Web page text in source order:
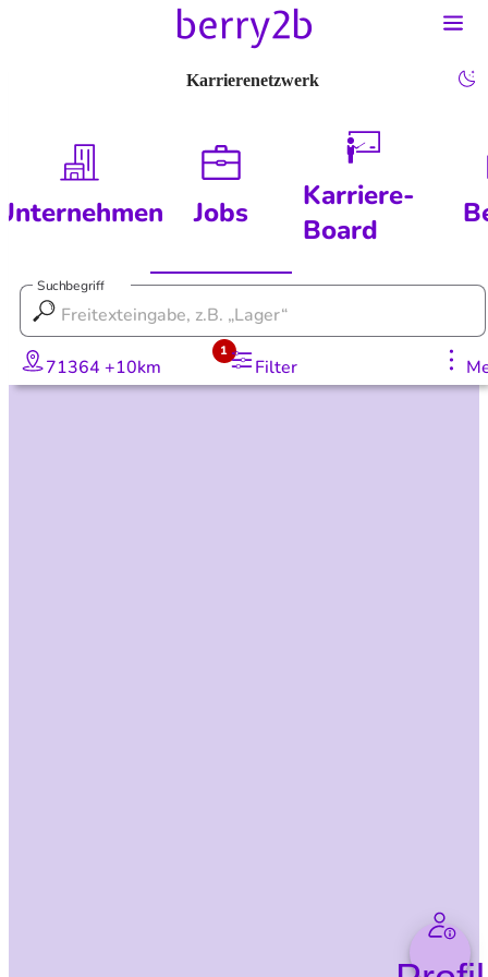
Karrierenetzwerk
Jobs
Karriere-
Board
Suchbegriff
71364 +10km Filter
1